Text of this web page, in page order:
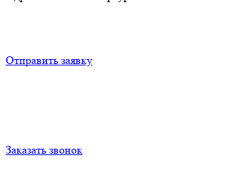
Отправить заявку
Заказать звонок